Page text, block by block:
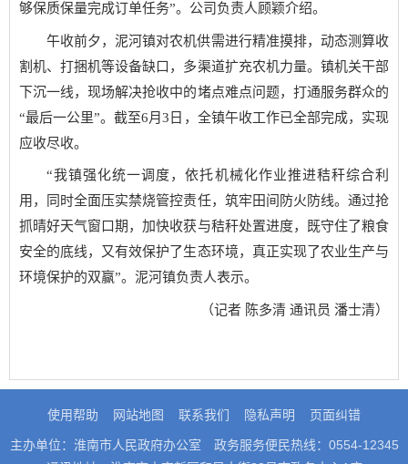
够保质保量完成订单任务”。公司负责人顾颖介绍。
午收前夕，泥河镇对农机供需进行精准摸排，动态测算收
割机、打捆机等设备缺口，多渠道扩充农机力量。镇机关干部
下沉一线，现场解决抢收中的堵点难点问题，打通服务群众的
“最后一公里”。截至6月3日，全镇午收工作已全部完成，实现
应收尽收。
“我镇强化统一调度，依托机械化作业推进秸秆综合利
用，同时全面压实禁烧管控责任，筑牢田间防火防线。通过抢
抓晴好天气窗口期，加快收获与秸秆处置进度，既守住了粮食
安全的底线，又有效保护了生态环境，真正实现了农业生产与
环境保护的双赢”。泥河镇负责人表示。
（记者 陈多清 通讯员 潘士清）
使用帮助 网站地图 联系我们 隐私声明 页面纠错
主办单位：淮南市人民政府办公室
政务服务便民热线：0554-12345